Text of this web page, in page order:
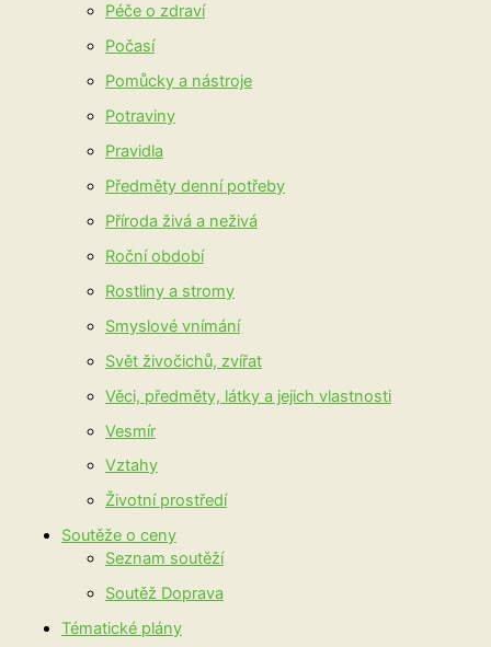
Péče o zdraví
Počasí
Pomůcky a nástroje
Potraviny
Pravidla
Předměty denní potřeby
Příroda živá a neživá
Roční období
Rostliny a stromy
Smyslové vnímání
Svět živočichů, zvířat
Věci, předměty, látky a jejich vlastnosti
Vesmír
Vztahy
Životní prostředí
Soutěže o ceny
Seznam soutěží
Soutěž Doprava
Tématické plány